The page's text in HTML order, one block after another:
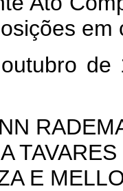
em
de
TAVARES
E